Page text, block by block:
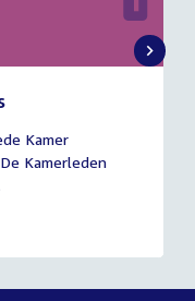
Kamer
Kamerleden